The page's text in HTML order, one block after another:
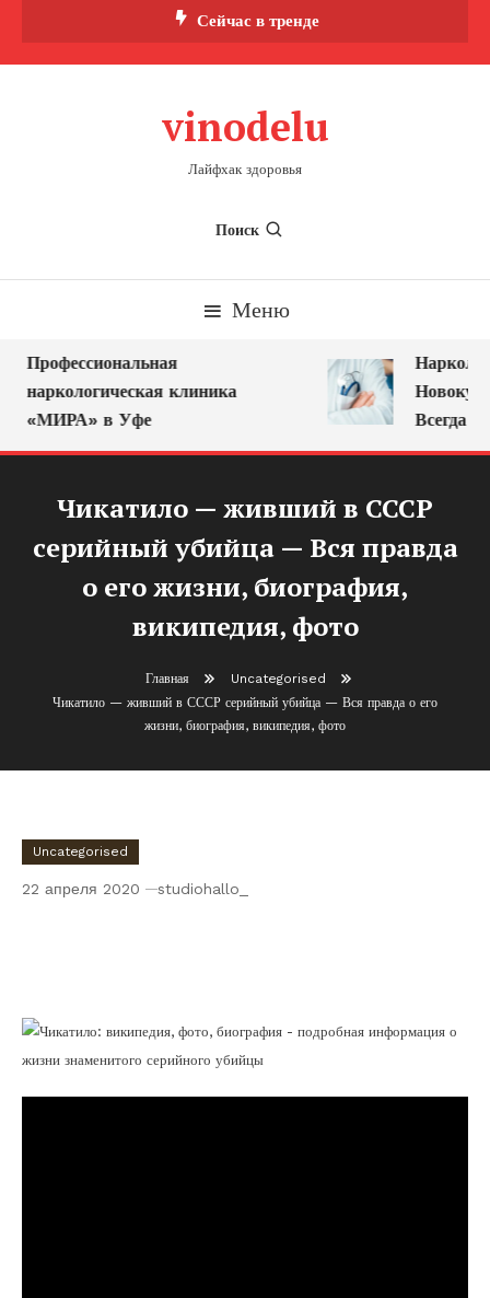
Сейчас в тренде
vinodelu
Лайфхак здоровья
Поиск
Меню
Профессиональная
наркологическая клиника
«МИРА» в Уфе
Всегда
Чикатило — живший в СССР
серийный убийца — Вся правда
о его жизни, биография,
википедия, фото
Главная
Uncategorised
Чикатило — живший в СССР серийный убийца — Вся правда о его
жизни, биография, википедия, фото
Uncategorised
22 апреля 2020 studiohallo_